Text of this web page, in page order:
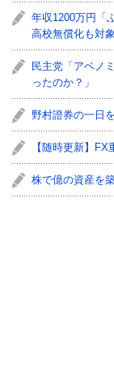
年収1200万円「
高校無償化も対
民主党「アベノ
ったのか？」
野村證券の一日
【随時更新】
株で億の資産を